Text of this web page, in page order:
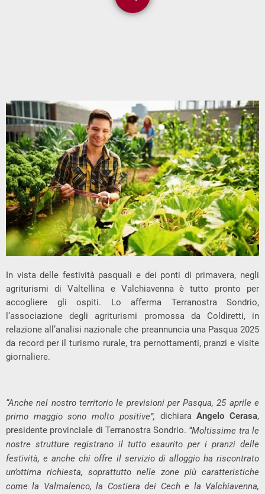
In vista delle festività pasquali e dei ponti di primavera, negli
agriturismi di Valtellina e Valchiavenna è tutto pronto per
accogliere gli ospiti. Lo afferma Terranostra Sondrio,
l’associazione degli agriturismi promossa da Coldiretti, in
relazione all’analisi nazionale che preannuncia una Pasqua 2025
da record per il turismo rurale, tra pernottamenti, pranzi e visite
giornaliere.
“Anche nel nostro territorio le previsioni per Pasqua, 25 aprile e
primo maggio sono molto positive”, dichiaraAngelo Cerasa,
presidente provinciale di Terranostra Sondrio. “Moltissime tra le
nostre strutture registrano il tutto esaurito per i pranzi delle
festività, e anche chi offre il servizio di alloggio ha riscontrato
un’ottima richiesta, soprattutto nelle zone più caratteristiche
come la Valmalenco, la Costiera dei Cech e la Valchiavenna,